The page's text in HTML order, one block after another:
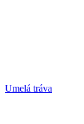
Umelá tráva